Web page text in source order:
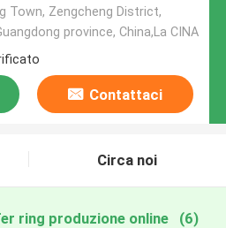
Town, Zengcheng District,
province, China,La CINA
Contattaci
Circa noi
ring produzione online (6)